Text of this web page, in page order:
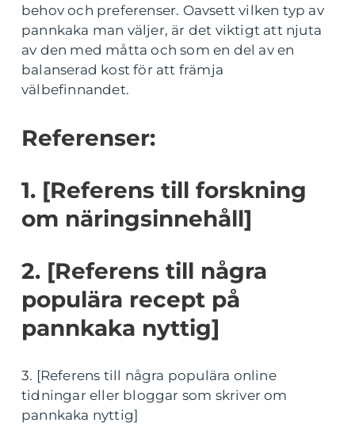
behov och preferenser. Oavsett vilken typ av
pannkaka man väljer, är det viktigt att njuta
av den med måtta och som en del av en
balanserad kost för att främja
välbefinnandet.
Referenser:
1. [Referens till forskning
om näringsinnehåll]
2. [Referens till några
populära recept på
pannkaka nyttig]
3. [Referens till några populära online
tidningar eller bloggar som skriver om
pannkaka nyttig]